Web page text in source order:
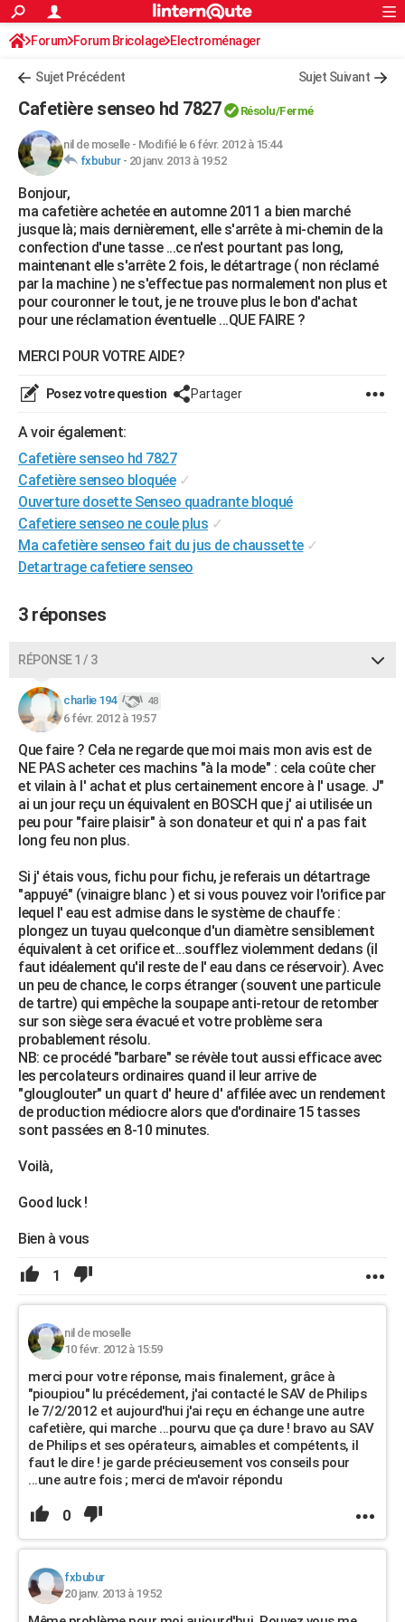
ACTUALITÉS
Politique
Société
Faits Divers
Education
Monde
Villes
+
FINANCE
Retraite
Impôts
Epargne
Immobilier
Risques naturels par ville
Banque
Assurance
Crédit
AUTO
Essais
Réserver un essai
Citadines
Berlines
SUV
Forum auto
+HIGH-TECH
Mobiles
Meilleur smartphone
Internet
Ordinateurs
Jeux vidéo
Guide high-tech
+BRICOLAGE
Forum
Aménagement intérieur
Extérieur
Cuisine
Salle de bains
Jardinage
Rangement
WEEK-END
Guides de France
Escapades
Patrimoine
Expositions
Musées
Week-end nature
+LIFESTYLE
Art de vivre
Bien-être
Loisirs
Mode
Modes de vie
SANTE
Alimentation
Guide de la santé
Maladies
Médicaments
Sommeil
VOYAGE
Destinations
City break
Voyage nature
Voyage de noces
Forum
Climat
PHOTO
GUIDES D'ACHAT
BONS PLANS
CARTE DE VOEUX
Carte de Noël
Carte Bonne année
Carte Saint-Valentin
Carte Pâques
Carte d'anniversaire
DICTIONNAIRE
Dictionnaire
Biographies
Citations
Expressions
Proverbes
PROGRAMME TV
AVIS DE DÉCÈS
FORUM
Bricolage
Lifestyle
Culture
Sport
Auto
Television
Voyage
Cinema
S'inscrire
Connexion
Forum Forum Bricolage Electroménager
Sujet Précédent Sujet Suivant
Cafetière senseo hd 7827 Résolu/Fermé
nil de moselle- Modifié le 6 févr. 2012 à 15:44
fxbubur- 20 janv. 2013 à 19:52
Bonjour,
ma cafetière achetée en automne 2011 a bien marché
jusque là; mais dernièrement, elle s'arrête à mi-chemin de la
confection d'une tasse ...ce n'est pourtant pas long,
maintenant elle s'arrête 2 fois, le détartrage ( non réclamé
par la machine ) ne s'effectue pas normalement non plus et
pour couronner le tout, je ne trouve plus le bon d'achat
pour une réclamation éventuelle ...QUE FAIRE ?
MERCI POUR VOTRE AIDE?
Posez votre question Partager
A voir également:
Cafetière senseo hd 7827
Cafetière senseo bloquée ✓
Ouverture dosette Senseo quadrante bloqué
Cafetiere senseo ne coule plus ✓
Ma cafetière senseo fait du jus de chaussette ✓
Detartrage cafetiere senseo
3 réponses
RÉPONSE 1 / 3
charlie 194 48
6 févr. 2012 à 19:57
Que faire ? Cela ne regarde que moi mais mon avis est de
NE PAS acheter ces machins "à la mode" : cela coûte cher
et vilain à l' achat et plus certainement encore à l' usage. J"
ai un jour reçu un équivalent en BOSCH que j' ai utilisée un
peu pour "faire plaisir" à son donateur et qui n' a pas fait
long feu non plus.
Si j' étais vous, fichu pour fichu, je referais un détartrage
"appuyé" (vinaigre blanc ) et si vous pouvez voir l'orifice par
lequel l' eau est admise dans le système de chauffe :
plongez un tuyau quelconque d'un diamètre sensiblement
équivalent à cet orifice et...soufflez violemment dedans (il
faut idéalement qu'il reste de l' eau dans ce réservoir). Avec
un peu de chance, le corps étranger (souvent une particule
de tartre) qui empêche la soupape anti-retour de retomber
sur son siège sera évacué et votre problème sera
probablement résolu.
NB: ce procédé "barbare" se révèle tout aussi efficace avec
les percolateurs ordinaires quand il leur arrive de
"glouglouter" un quart d' heure d' affilée avec un rendement
de production médiocre alors que d'ordinaire 15 tasses
sont passées en 8-10 minutes.
Voilà,
Good luck !
Bien à vous
1
nil de moselle
10 févr. 2012 à 15:59
merci pour votre réponse, mais finalement, grâce à
"pioupiou" lu précédement, j'ai contacté le SAV de Philips
le 7/2/2012 et aujourd'hui j'ai reçu en échange une autre
cafetière, qui marche ...pourvu que ça dure ! bravo au SAV
de Philips et ses opérateurs, aimables et compétents, il
faut le dire ! je garde précieusement vos conseils pour
...une autre fois ; merci de m'avoir répondu
0
fxbubur
20 janv. 2013 à 19:52